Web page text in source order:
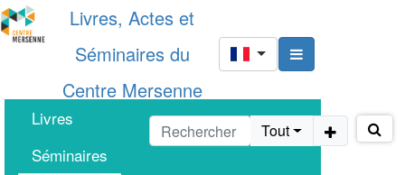
Livres, Actes et
Séminaires du
Centre Mersenne
Livres
Séminaires
Tout